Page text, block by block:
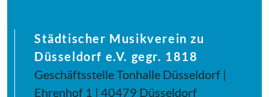
Städtischer Musikverein zu
Düsseldorf e.V. gegr. 1818
Geschäftsstelle Tonhalle Düsseldorf |
Ehrenhof 1 | 40479 Düsseldorf